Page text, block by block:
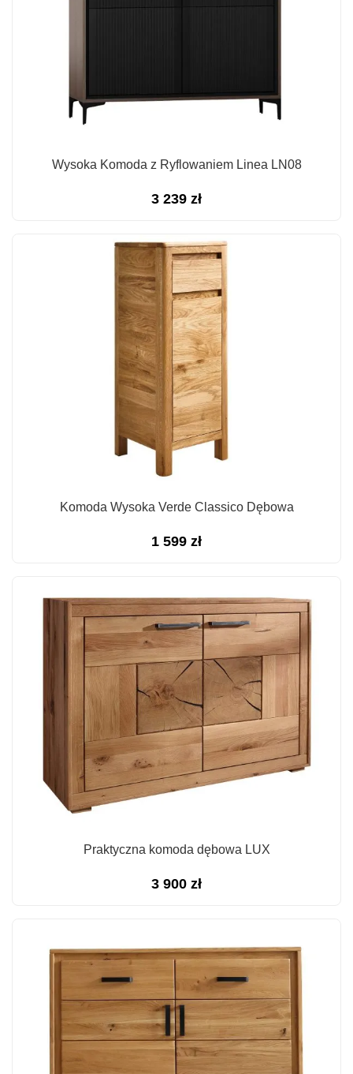
Wysoka Komoda z Ryflowaniem Linea LN08
3 239 zł
Komoda Wysoka Verde Classico Dębowa
1 599 zł
Praktyczna komoda dębowa LUX
3 900 zł